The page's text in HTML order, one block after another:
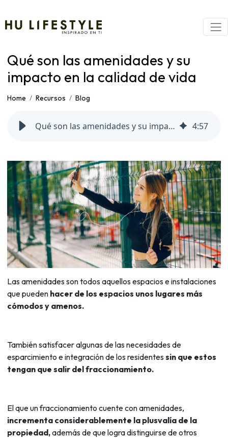
Qué son las amenidades y su
impacto en la calidad de vida
Home Recursos Blog
Qué son las amenidades y su impacto en la calidad de vida 4:57
Las amenidades son todos aquellos espacios e instalaciones
que pueden hacer de los espacios unos lugares más
cómodos y amenos.
También satisfacer algunas de las necesidades de
esparcimiento e integración de los residentes sin que estos
tengan que salir del fraccionamiento.
El que un fraccionamiento cuente con amenidades,
incrementa considerablemente la plusvalía de la
propiedad,además de que logra distinguirse de otros